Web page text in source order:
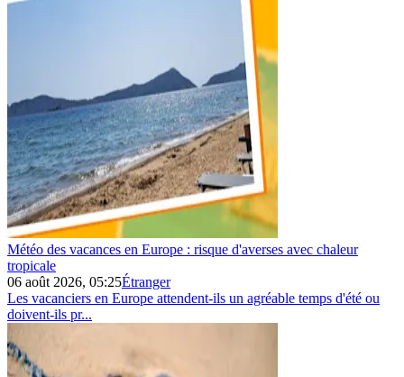
Météo des vacances en Europe : risque d'averses avec chaleur
tropicale
06 août 2026, 05:25Étranger
Les vacanciers en Europe attendent-ils un agréable temps d'été ou
doivent-ils pr...